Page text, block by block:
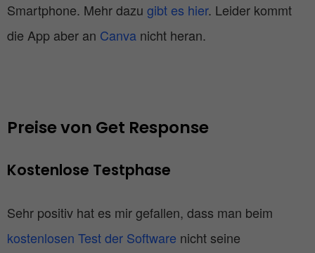
Smartphone. Mehr dazu gibt es hier. Leider kommt
die App aber an Canva nicht heran.
Preise von Get Response
Kostenlose Testphase
Sehr positiv hat es mir gefallen, dass man beim
kostenlosen Test der Software nicht seine